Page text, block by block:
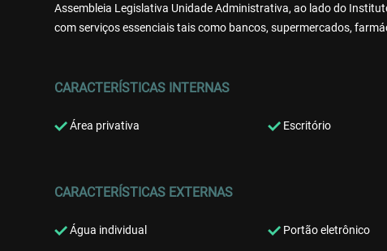
Assembleia Legislativa Unidade Administrativa, ao lado do
com serviços essenciais tais como bancos, supermercados,
CARACTERÍSTICAS INTERNAS
Área privativa Escritório
CARACTERÍSTICAS EXTERNAS
Água individual Portão eletrônico